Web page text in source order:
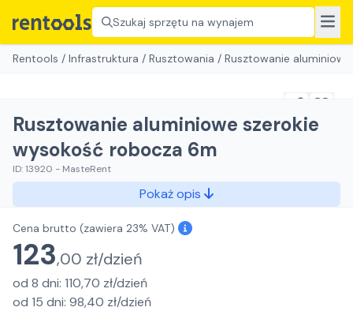
Szukaj sprzętu na wynajem
Rentools / Infrastruktura / Rusztowania / Rusztowanie
Rusztowanie aluminiowe szerokie
wysokość robocza 6m
ID:13920 - MasteRent
Pokaż opis
Cena brutto (zawiera 23% VAT)
123,00 zł/dzień
od 8 dni: 110,70 zł/dzień
od 15 dni: 98,40 zł/dzień